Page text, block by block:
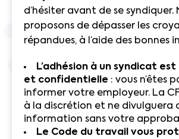
d’hésiter avant de se syndiquer.
proposons de dépasser les
répandues, à l’aide des bonnes
L’adhésion à un syndicat
et confidentielle : vous n’êtes
informer votre employeur. La
à la discrétion et ne divulguera
information sans votre
Le Code du travail vous